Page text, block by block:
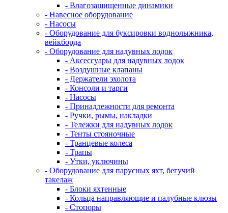
- Влагозащищенные динамики
- Навесное оборудование
- Насосы
- Оборудование для буксировки воднолыжника,
вейкборда
- Оборудование для надувных лодок
- Аксессуары для надувных лодок
- Воздушные клапаны
- Держатели эхолота
- Консоли и тарги
- Насосы
- Принадлежности для ремонта
- Ручки, рымы, накладки
- Тележки для надувных лодок
- Тенты стояночные
- Транцевые колеса
- Трапы
- Утки, уключины
- Оборудование для парусных яхт, бегучий
такелаж
- Блоки яхтенные
- Кольца направляющие и палубные клюзы
- Стопоры